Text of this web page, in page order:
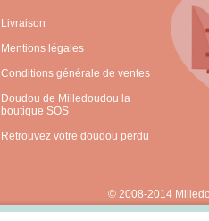
Livraison
Mentions légales
Conditions générale de ventes
Doudou de Milledoudou la
boutique SOS
Retrouvez votre doudou perdu
© 2008-2014